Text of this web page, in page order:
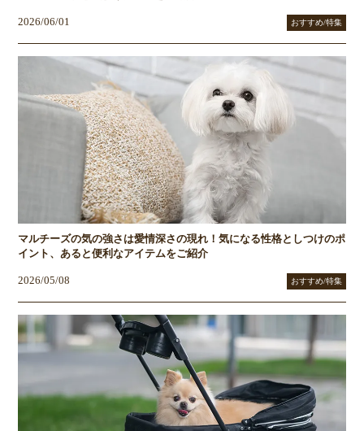
2026/06/01 おすすめ/特集
マルチーズの気の強さは愛情深さの現れ！気になる性格としつけのポ
イント、あると便利なアイテムをご紹介
2026/05/08 おすすめ/特集